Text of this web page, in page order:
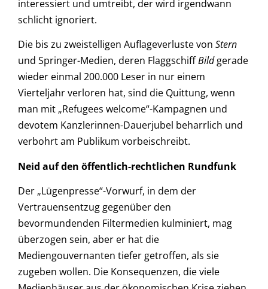
interessiert und umtreibt, der wird irgendwann
schlicht ignoriert.
Die bis zu zweistelligen Auflageverluste von Stern
und Springer-Medien, deren FlaggschiffBildgerade
wieder einmal 200.000 Leser in nur einem
Vierteljahr verloren hat, sind die Quittung, wenn
man mit „Refugees welcome“-Kampagnen und
devotem Kanzlerinnen-Dauerjubel beharrlich und
verbohrt am Publikum vorbeischreibt.
Neid auf den öffentlich-rechtlichen Rundfunk
Der „Lügenpresse“-Vorwurf, in dem der
Vertrauensentzug gegenüber den
bevormundenden Filtermedien kulminiert, mag
überzogen sein, aber er hat die
Mediengouvernanten tiefer getroffen, als sie
zugeben wollen. Die Konsequenzen, die viele